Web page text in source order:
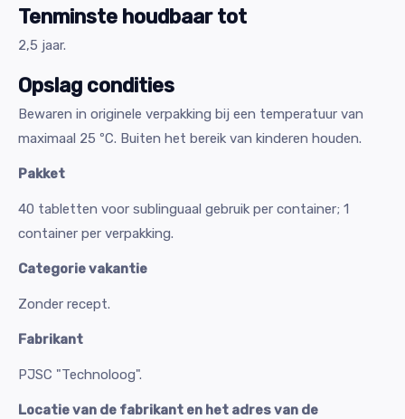
Tenminste houdbaar tot
2,5 jaar.
Opslag condities
Bewaren in originele verpakking bij een temperatuur van
maximaal 25 ºС. Buiten het bereik van kinderen houden.
Pakket
40 tabletten voor sublinguaal gebruik per container; 1
container per verpakking.
Categorie vakantie
Zonder recept.
Fabrikant
PJSC "Technoloog".
Locatie van de fabrikant en het adres van de